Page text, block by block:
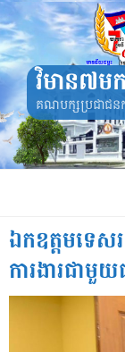
Skip
to
content
វិមាន៧មក
គណបក្សប្រជាជនក
ឯកឧត្តមទេស
ការងារជាមួ